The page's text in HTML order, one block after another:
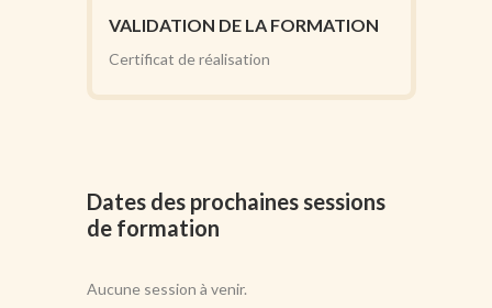
VALIDATION DE LA FORMATION
Certificat de réalisation
Dates des prochaines sessions
de formation
Aucune session à venir.